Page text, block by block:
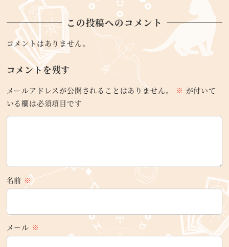
この投稿へのコメント
コメントはありません。
コメントを残す
メールアドレスが公開されることはありません。 ※ が付いて
いる欄は必須項目です
名前 ※
メール ※